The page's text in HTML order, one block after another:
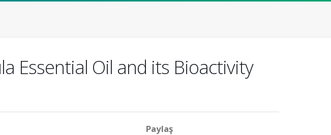
Essential Oil and its Bioactivity
Paylaş